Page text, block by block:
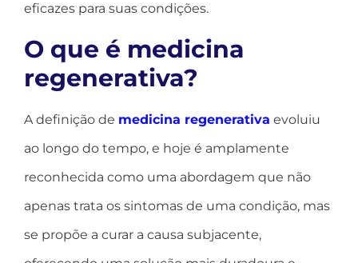
eficazes para suas condições.
O que é medicina
regenerativa?
A definição de medicina regenerativa evoluiu
ao longo do tempo, e hoje é amplamente
reconhecida como uma abordagem que não
apenas trata os sintomas de uma condição, mas
se propõe a curar a causa subjacente,